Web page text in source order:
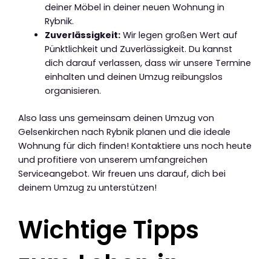
deiner Möbel in deiner neuen Wohnung in
Rybnik.
Zuverlässigkeit:Wir legen großen Wert auf
Pünktlichkeit und Zuverlässigkeit. Du kannst
dich darauf verlassen, dass wir unsere Termine
einhalten und deinen Umzug reibungslos
organisieren.
Also lass uns gemeinsam deinen Umzug von
Gelsenkirchen nach Rybnik planen und die ideale
Wohnung für dich finden! Kontaktiere uns noch heute
und profitiere von unserem umfangreichen
Serviceangebot. Wir freuen uns darauf, dich bei
deinem Umzug zu unterstützen!
Wichtige Tipps